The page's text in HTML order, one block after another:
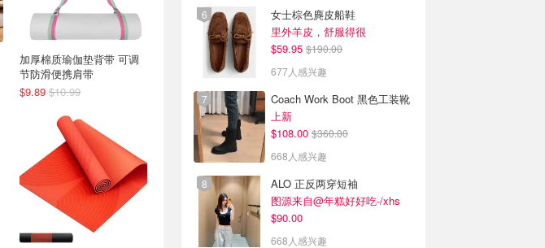
加厚棉质瑜伽垫背带 可调
节防滑便携肩带
$9.89 $10.99
女士棕色麂皮船鞋
里外羊皮，舒服得很
$59.95 $190.00
677人感兴趣
Coach Work Boot 黑色工装靴
上新
$108.00 $360.00
668人感兴趣
ALO 正反两穿短袖
图源来自@年糕好好吃-/xhs
$90.00
668人感兴趣